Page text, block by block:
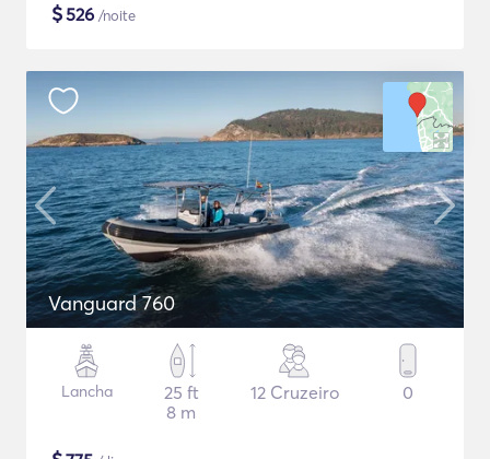
$526 /noite
Vanguard 760
Lancha
25 ft
8 m
12 Cruzeiro 0